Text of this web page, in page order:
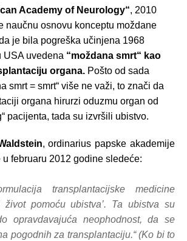
Academy of Neurology“, 2010
naučnu osnovu konceptu moždane
je bila pogreška učinjena 1968
USA uvedena “moždana smrt“ kao
organa. Pošto od sada
smrt = smrt“ više ne važi, to znači da
organa hirurzi oduzmu organ od
pacijenta, tada su izvršili ubistvo.
, ordinarius papske akademije
februaru 2012 godine sledeće:
transplantacijske medicine
život pomoću ubistva’. Ta ubistva su
opravdavajuća neophodnost, da se
pogodnih za transplantaciju.“(Ko bi to